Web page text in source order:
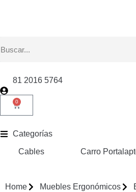
81 2016 5764
0
Categorías
Cables Carro
Home Muebles Ergonómicos